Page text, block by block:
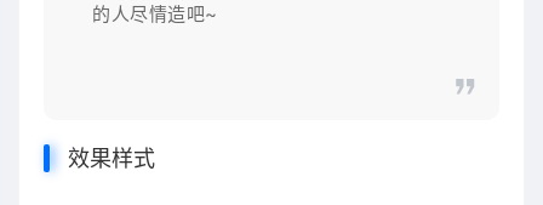
的人尽情造吧~
效果样式